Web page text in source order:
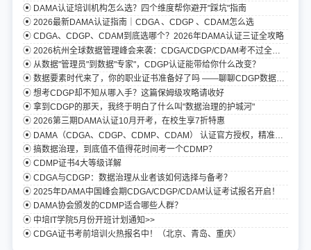
DAMA认证培训机构怎么选？四个维度帮你避开"踩坑"指南
2026最新DAMA认证指南｜CDGA 、CDGP 、CDAM怎么选
CDGA、CDGP、CDAM到底选哪个？2026年DAMA认证三证全攻略
2026杭州全球数据管理峰会来袭：CDGA/CDGP/CDAM考不过全额退认证费
从数据"管理员"到数据"专家"，CDGP认证能带给你什么改变？
数据要素时代来了，你的职业证书准备好了吗 ——聊聊CDGP数据治理专家认证
想考CDGP却不知从哪入手？这篇保姆级攻略请收好
拿到CDGP的那天，我终于明白了什么叫"数据治理的护城河"
2026第三期DAMA认证10月开考，在校生享7折特惠
DAMA（CDGA、CDGP、CDMP、CDAM） 认证官方授权，精准题库+模拟考试
搞数据治理，到底值不值得花时间考一个CDMP？
CDMP证书4大等级详解
CDGA与CDGP：数据治理从业者该如何选择与备考？
2025年DAMA中国峰会期CDGA/CDGP/CDAM认证考试报名开启！
DAMA协会颁发的CDMP适合哪些人群？
中培IT学院5月份开班计划通知>>
CDGA证书考前培训火热报名中！（北京、青岛、重庆）